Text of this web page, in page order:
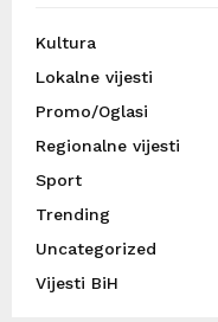
Kultura
Lokalne vijesti
Promo/Oglasi
Regionalne vijesti
Sport
Trending
Uncategorized
Vijesti BiH